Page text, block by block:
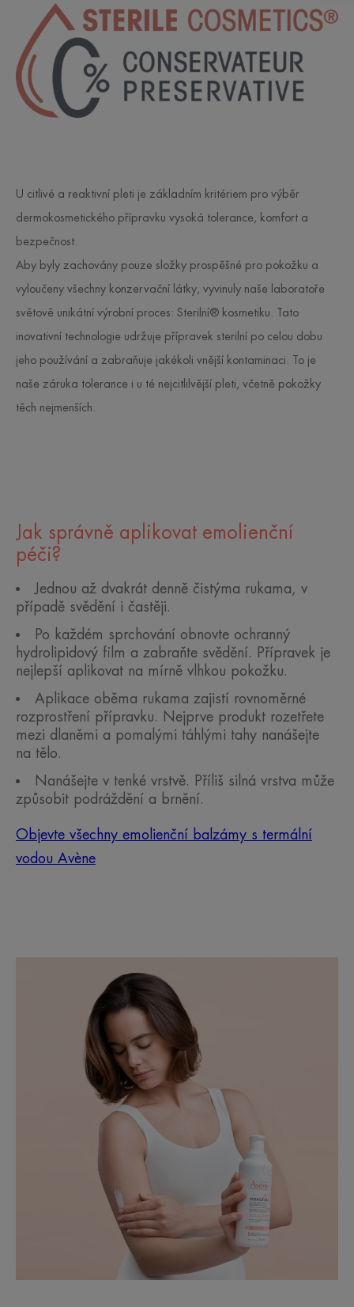
U citlivé a reaktivní pleti je základním kritériem pro výběr
dermokosmetického přípravku vysoká tolerance, komfort a
bezpečnost.
Aby byly zachovány pouze složky prospěšné pro pokožku a
vyloučeny všechny konzervační látky, vyvinuly naše laboratoře
světově unikátní výrobní proces: Sterilní® kosmetiku. Tato
inovativní technologie udržuje přípravek sterilní po celou dobu
jeho používání a zabraňuje jakékoli vnější kontaminaci. To je
naše záruka tolerance i u té nejcitlilvější pleti, včetně pokožky
těch nejmenších.
Jak správně aplikovat emolienční
péči?
Jednou až dvakrát denně čistýma rukama, v
případě svědění i častěji.
Po každém sprchování obnovte ochranný
hydrolipidový film a zabraňte svědění. Přípravek je
nejlepší aplikovat na mírně vlhkou pokožku.
Aplikace oběma rukama zajistí rovnoměrné
rozprostření přípravku. Nejprve produkt rozetřete
mezi dlaněmi a pomalými táhlými tahy nanášejte
na tělo.
Nanášejte v tenké vrstvě. Příliš silná vrstva může
způsobit podráždění a brnění.
Objevte všechny emolienční balzámy s termální
vodou Avène